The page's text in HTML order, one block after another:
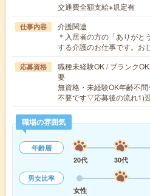
交通費全額支給※規定有
仕事内容
介護関連
＊入居者の方の「ありがと
する介護のお仕事です。
応募資格
職種未経験OK / ブランク
要
無資格・未経験OK年齢不
不要です▽応募後の流れ1)
職場の雰囲気
年齢層
20代
30代
男女比率
女性